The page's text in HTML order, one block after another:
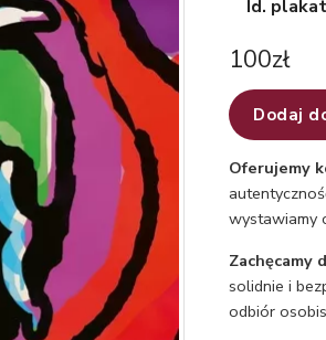
Id.
100zł
Dodaj
Oferujemy
wystawiamy
Zachęcamy
solidnie i
odbiór